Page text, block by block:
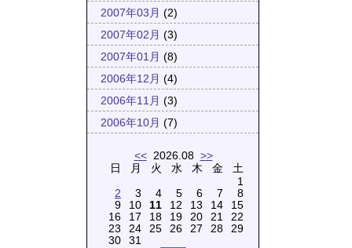
2007年03月 (2)
2007年02月 (3)
2007年01月 (8)
2006年12月 (4)
2006年11月 (3)
2006年10月 (7)
<<2026.08 >>
日
2
9
16
23
30
月
3
10
17
24
31
火
4
11
18
25
水
5
12
19
26
木
6
13
20
27
金
7
14
21
28
土
1
8
15
22
29